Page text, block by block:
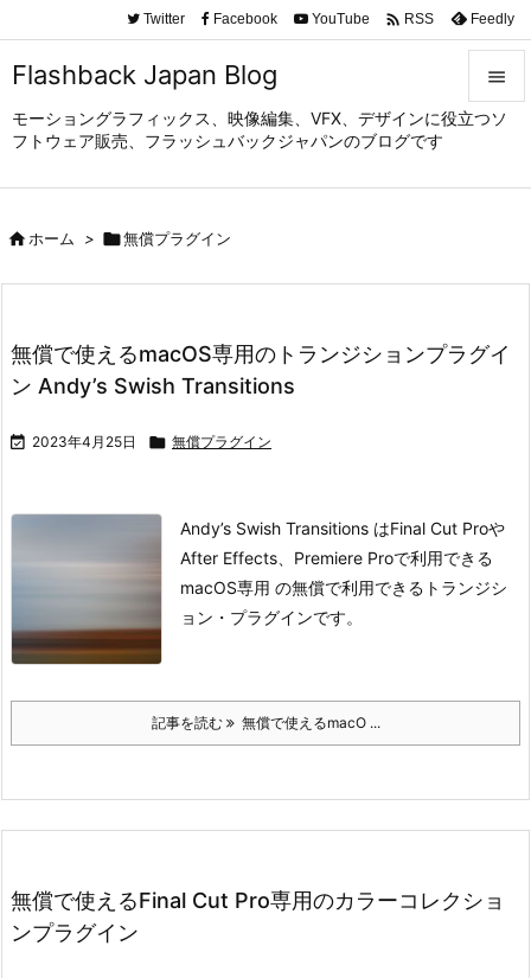
Flashback Japan Blog
モーショングラフィックス、映像編集、VFX、デザインに役立つソ
フトウェア販売、フラッシュバックジャパンのブログです




Twitter Facebook YouTube  RSS Feedly
ホーム > 無償プラグイン
無償で使えるmacOS専用のトランジションプラグイ
ン Andy’s Swish Transitions
 2023年4月25日  無償プラグイン
Andy’s Swish Transitions はFinal Cut Proや
After Effects、Premiere Proで利用できる
macOS専用 の無償で利用できるトランジシ
ョン・プラグインです。
記事を読む 無償で使えるmacO ...
無償で使えるFinal Cut Pro専用のカラーコレクショ
ンプラグイン